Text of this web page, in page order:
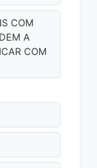
COM
A
COM